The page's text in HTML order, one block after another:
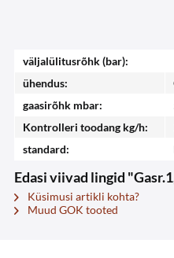
väljalülitusrõhk (bar):
ühendus:
gaasirõhk mbar:
Kontrolleri toodang kg/h:
standard:
Edasi viivad lingid
Küsimusi artikli kohta?
Muud GOK tooted